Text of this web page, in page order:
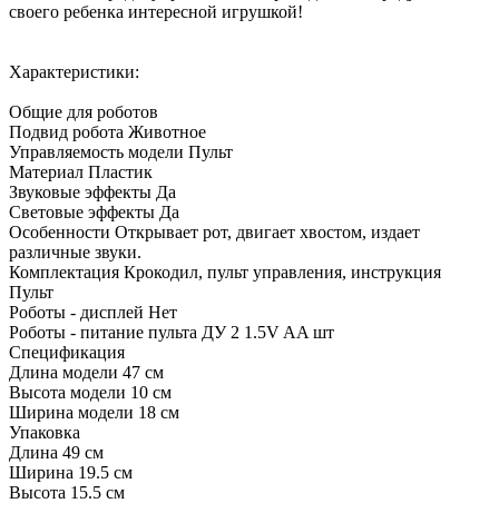
своего ребенка интересной игрушкой!
Характеристики:
Общие для роботов
Подвид робота Животное
Управляемость модели Пульт
Материал Пластик
Звуковые эффекты Да
Световые эффекты Да
Особенности Открывает рот, двигает хвостом, издает
различные звуки.
Комплектация Крокодил, пульт управления, инструкция
Пульт
Роботы - дисплей Нет
Роботы - питание пульта ДУ 2 1.5V AA шт
Спецификация
Длина модели 47 см
Высота модели 10 см
Ширина модели 18 см
Упаковка
Длина 49 см
Ширина 19.5 см
Высота 15.5 см